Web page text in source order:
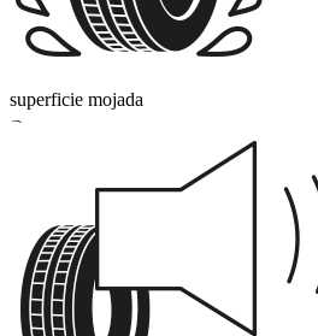
superficie mojada
B